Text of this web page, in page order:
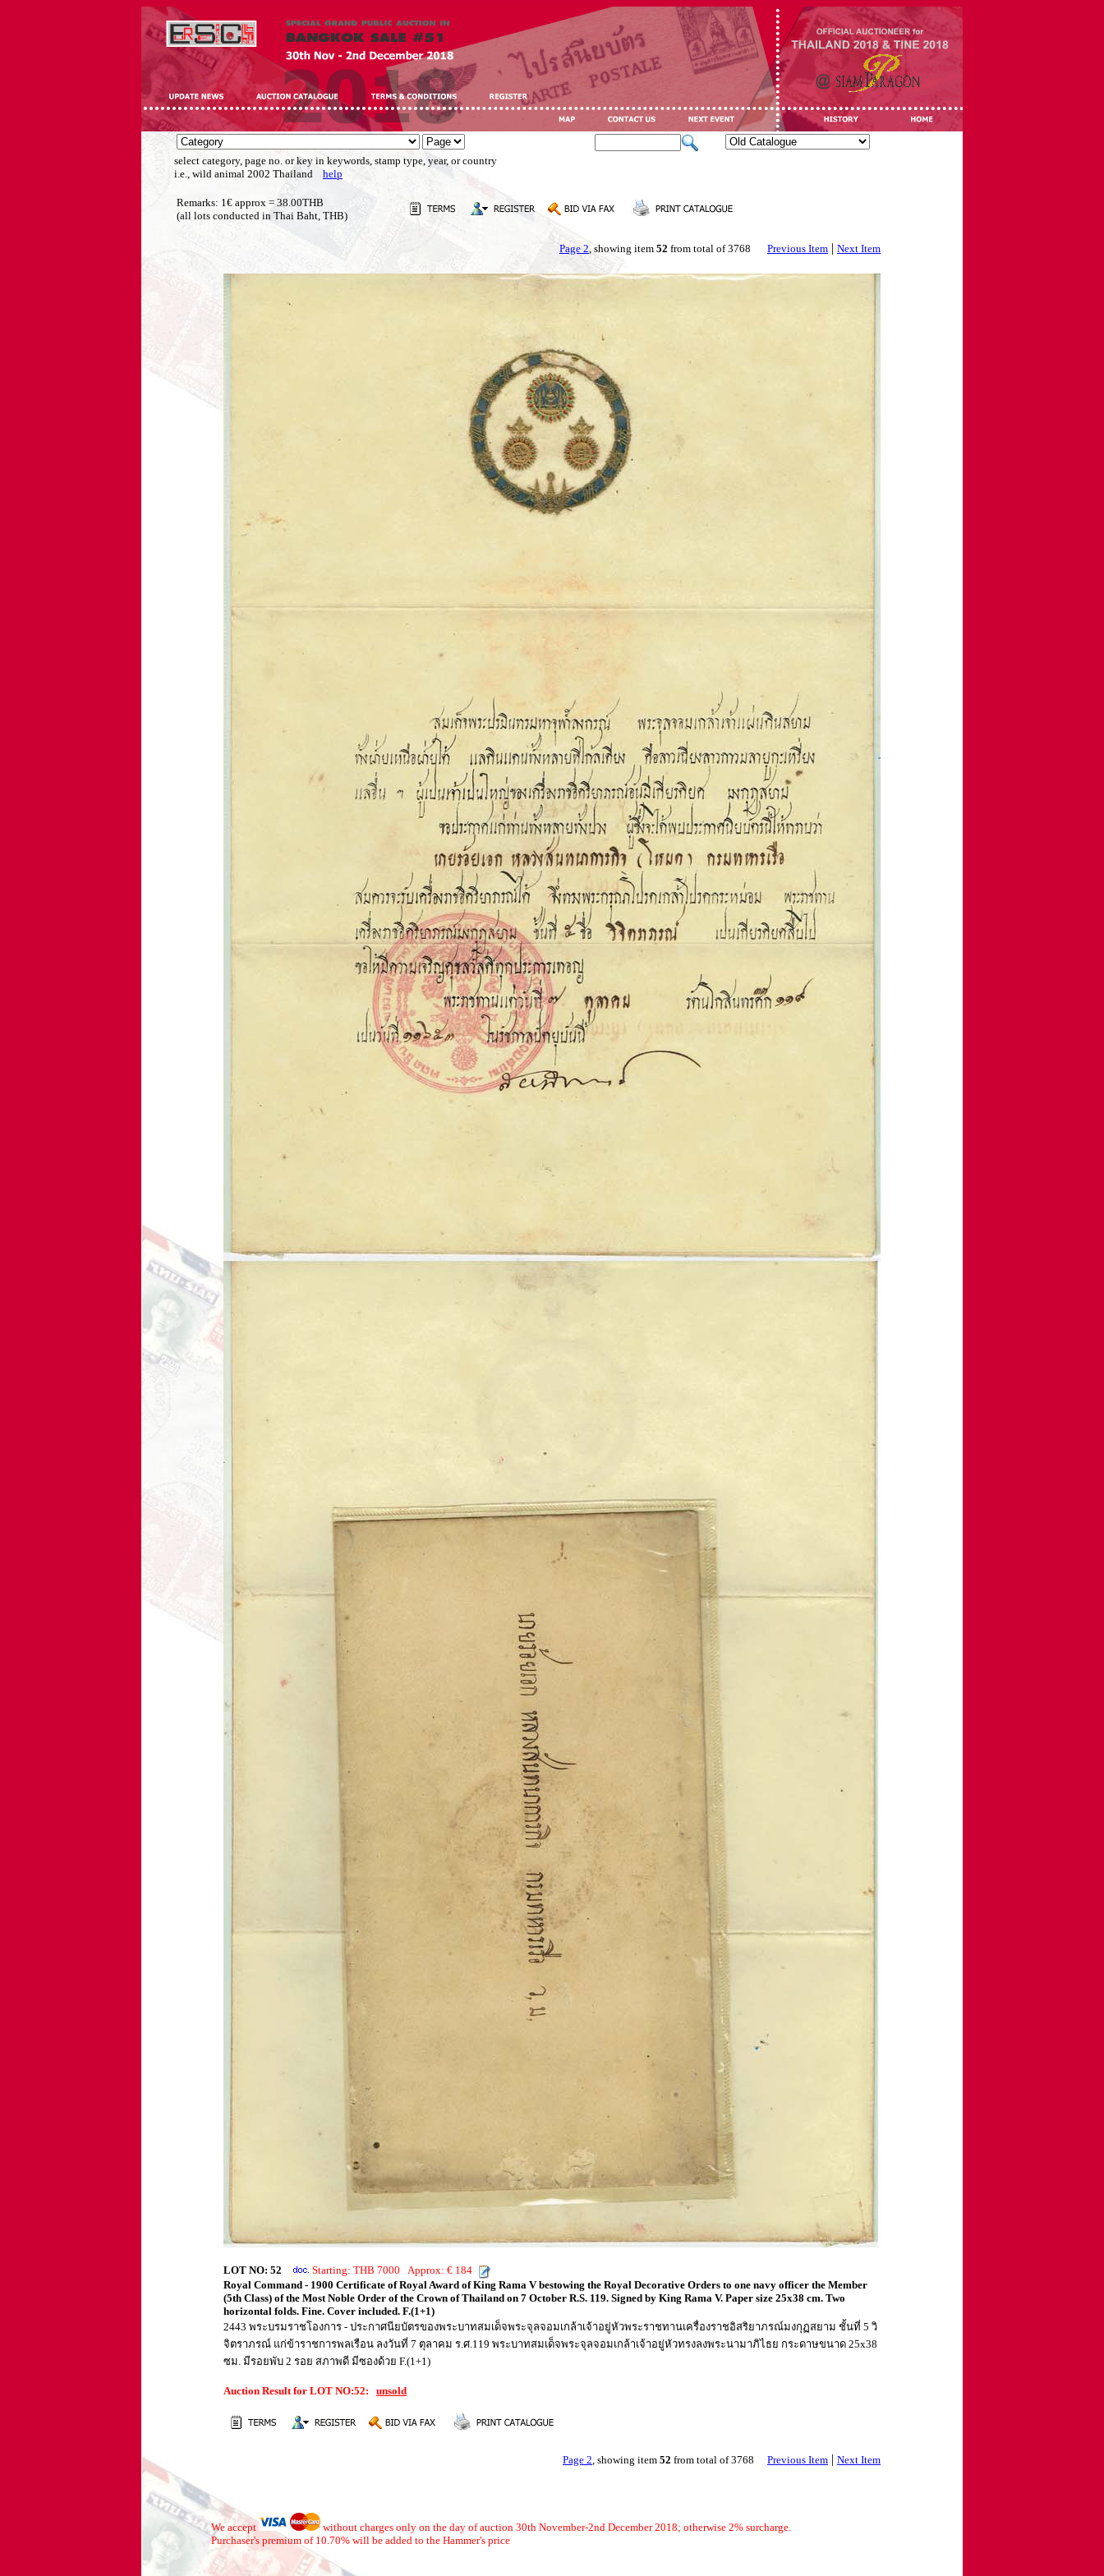
select category, page no. or key in keywords, stamp type, year, or country
i.e., wild animal 2002 Thailand help
Remarks: 1€ approx = 38.00THB
(all lots conducted in Thai Baht, THB)
Page 2, showing item 52 from total of 3768 Previous Item | Next Item
LOT NO: 52
Starting: THB 7000 Approx: € 184
Royal Command - 1900 Certificate of Royal Award of King Rama V bestowing the Royal Decorative Orders to one navy officer the Member
(5th Class) of the Most Noble Order of the Crown of Thailand on 7 October R.S. 119. Signed by King Rama V. Paper size 25x38 cm. Two
horizontal folds. Fine. Cover included. F.(1+1)
2443 พระบรมราชโองการ - ประกาศนียบัตรของพระบาทสมเด็จพระจุลจอมเกล้าเจ้าอยู่หัวพระราชทานเครื่องราชอิสริยาภรณ์มงกุฏสยาม ชั้นที่ 5 วิ
จิตราภรณ์ แก่ข้าราชการพลเรือน ลงวันที่ 7 ตุลาคม ร.ศ.119 พระบาทสมเด็จพระจุลจอมเกล้าเจ้าอยู่หัวทรงลงพระนามาภิไธย กระดาษขนาด 25x38
ซม. มีรอยพับ 2 รอย สภาพดี มีซองด้วย F.(1+1)
Auction Result for LOT NO:52: unsold
Page 2, showing item 52 from total of 3768 Previous Item | Next Item
We accept
without charges only on the day of auction 30th November-2nd December 2018; otherwise 2% surcharge.
Purchaser's premium of 10.70% will be added to the Hammer's price